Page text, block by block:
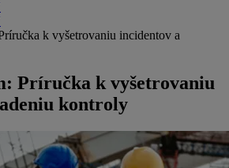
k vyšetrovaniu incidentov a
Príručka k vyšetrovaniu
kontroly